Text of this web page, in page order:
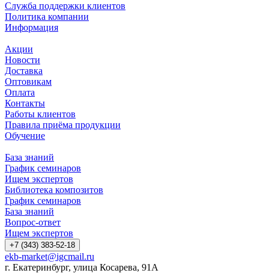
Служба поддержки клиентов
Политика компании
Информация
Акции
Новости
Доставка
Оптовикам
Оплата
Контакты
Работы клиентов
Правила приёма продукции
Обучение
База знаний
График семинаров
Ищем экспертов
Библиотека композитов
График семинаров
База знаний
Вопрос-ответ
Ищем экспертов
+7 (343) 383-52-18
ekb-market@igcmail.ru
г. Екатеринбург, улица Косарева, 91А